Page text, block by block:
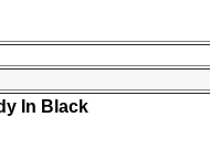
In Black